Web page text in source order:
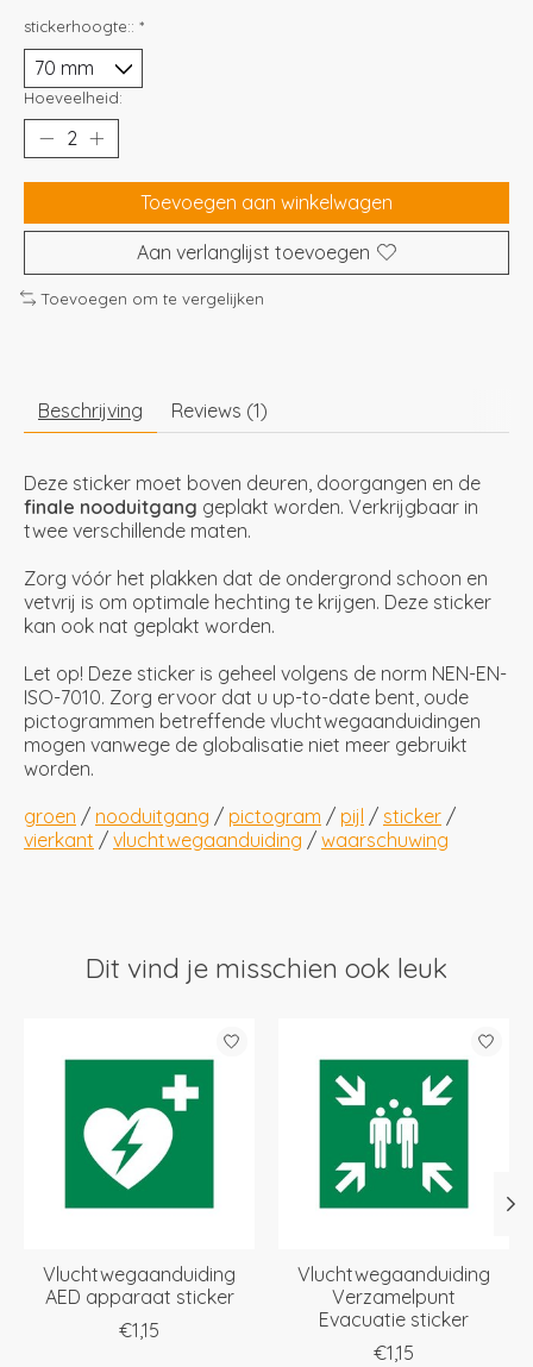
stickerhoogte:: *
Hoeveelheid:
Toevoegen aan winkelwagen
Aan verlanglijst toevoegen
Toevoegen om te vergelijken
Beschrijving Reviews (1)
Deze sticker moet boven deuren, doorgangen en de
finale nooduitgang geplakt worden. Verkrijgbaar in
twee verschillende maten.
Zorg vóór het plakken dat de ondergrond schoon en
vetvrij is om optimale hechting te krijgen. Deze sticker
kan ook nat geplakt worden.
Let op! Deze sticker is geheel volgens de norm NEN-EN-
ISO-7010. Zorg ervoor dat u up-to-date bent, oude
pictogrammen betreffende vluchtwegaanduidingen
mogen vanwege de globalisatie niet meer gebruikt
worden.
groen / nooduitgang / pictogram / pijl / sticker /
vierkant / vluchtwegaanduiding / waarschuwing
Dit vind je misschien ook leuk
Items van productcarrousel
Vluchtwegaanduiding
AED apparaat sticker
€1,15
Vluchtwegaanduiding
Verzamelpunt
Evacuatie sticker
€1,15